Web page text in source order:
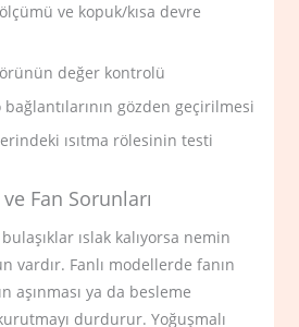
ve kopuk/kısa devre
değer kontrolü
gözden geçirilmesi
ısıtma rölesinin testi
Fan Sorunları
bulaşıklar ıslak kalıyorsa nemin
vardır. Fanlı modellerde fanın
aşınması ya da besleme
durdurur. Yoğuşmalı